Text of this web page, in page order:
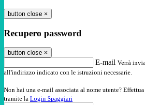
button close ×
Recupero password
button close ×
E-mail Verrà
all'indirizzo indicato con le istruzioni necessarie.
Non hai una e-mail associata al nome utente?
tramite la Login Spaggiari